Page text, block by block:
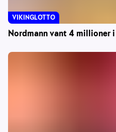
Nordmann vant 4 millioner
VIKINGLOTTO